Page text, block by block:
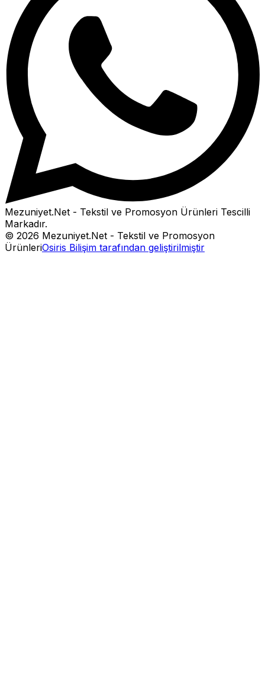
Mezuniyet.Net - Tekstil ve Promosyon Ürünleri Tescilli
Markadır.
© 2026 Mezuniyet.Net - Tekstil ve Promosyon
ÜrünleriOsiris Bilişim tarafından geliştirilmiştir